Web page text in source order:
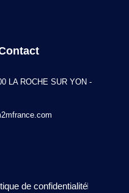
LA ROCHE SUR YON -
de confidentialité